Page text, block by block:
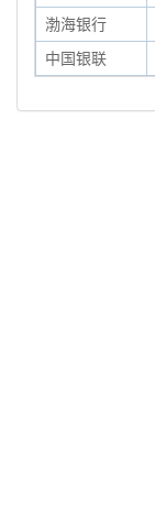
渤海银行
中国银联